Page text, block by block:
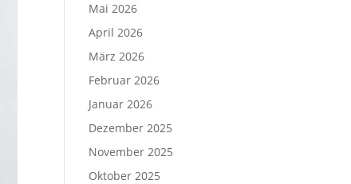
Mai 2026
April 2026
März 2026
Februar 2026
Januar 2026
Dezember 2025
November 2025
Oktober 2025